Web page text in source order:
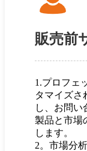
販売前
1.プロフェ
タマイズさ
し、お問い
製品と市場
します。
2。市場分